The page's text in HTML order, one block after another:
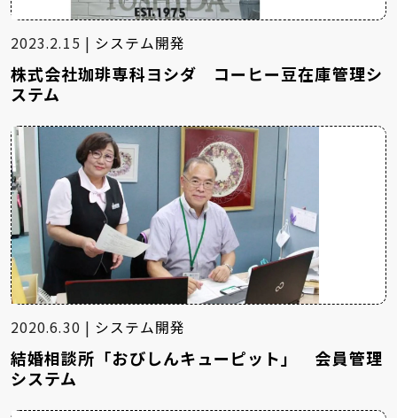
2023.2.15 | システム開発
株式会社珈琲専科ヨシダ コーヒー豆在庫管理シ
ステム
2020.6.30 | システム開発
結婚相談所「おびしんキューピット」 会員管理
システム